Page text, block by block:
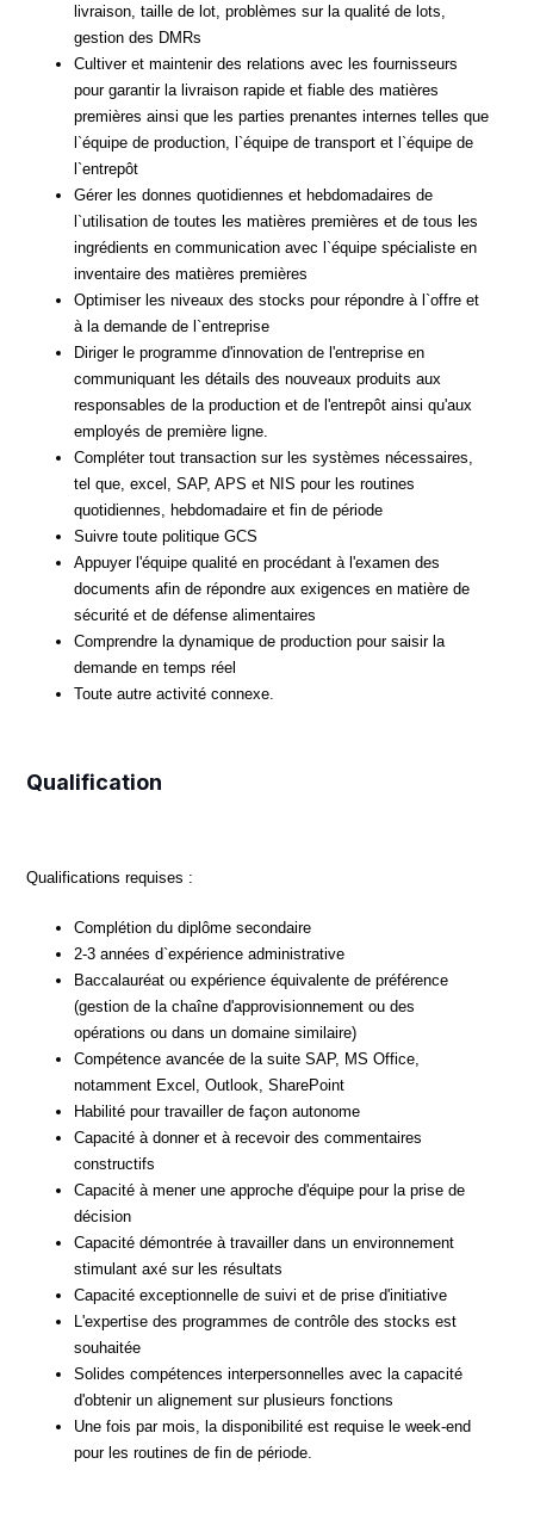
livraison, taille de lot, problèmes sur la qualité de lots,
gestion des DMRs
Cultiver et maintenir des relations avec les fournisseurs
pour garantir la livraison rapide et fiable des matières
premières ainsi que les parties prenantes internes telles que
l`équipe de production, l`équipe de transport et l`équipe de
l`entrepôt
Gérer les donnes quotidiennes et hebdomadaires de
l`utilisation de toutes les matières premières et de tous les
ingrédients en communication avec l`équipe spécialiste en
inventaire des matières premières
Optimiser les niveaux des stocks pour répondre à l`offre et
à la demande de l`entreprise
Diriger le programme d'innovation de l'entreprise en
communiquant les détails des nouveaux produits aux
responsables de la production et de l'entrepôt ainsi qu'aux
employés de première ligne.
Compléter tout transaction sur les systèmes nécessaires,
tel que, excel, SAP, APS et NIS pour les routines
quotidiennes, hebdomadaire et fin de période
Suivre toute politique GCS
Appuyer l'équipe qualité en procédant à l'examen des
documents afin de répondre aux exigences en matière de
sécurité et de défense alimentaires
Comprendre la dynamique de production pour saisir la
demande en temps réel
Toute autre activité connexe.
Qualification
Qualifications requises :
Complétion du diplôme secondaire
2-3 années d`expérience administrative
Baccalauréat ou expérience équivalente de préférence
(gestion de la chaîne d'approvisionnement ou des
opérations ou dans un domaine similaire)
Compétence avancée de la suite SAP, MS Office,
notamment Excel, Outlook, SharePoint
Habilité pour travailler de façon autonome
Capacité à donner et à recevoir des commentaires
constructifs
Capacité à mener une approche d'équipe pour la prise de
décision
Capacité démontrée à travailler dans un environnement
stimulant axé sur les résultats
Capacité exceptionnelle de suivi et de prise d'initiative
L'expertise des programmes de contrôle des stocks est
souhaitée
Solides compétences interpersonnelles avec la capacité
d'obtenir un alignement sur plusieurs fonctions
Une fois par mois, la disponibilité est requise le week-end
pour les routines de fin de période.